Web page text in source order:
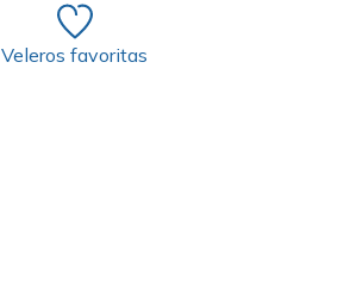
Veleros favoritas